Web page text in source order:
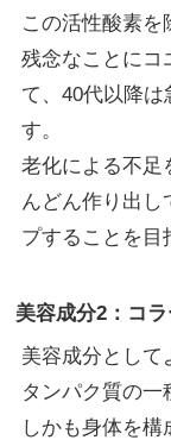
この活性酸素を
残念なことにコ
て、40代以降は
す。
老化による不足
んどん作り出し
プすることを目
美容成分2：コ
美容成分として
タンパク質の一
しかも身体を